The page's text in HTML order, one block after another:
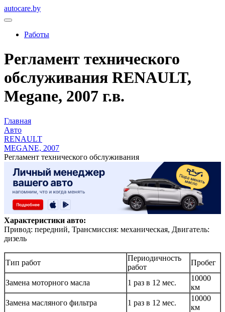
autocare.by
Работы
Регламент технического
обслуживания RENAULT,
Megane, 2007 г.в.
Главная
Авто
RENAULT
MEGANE, 2007
Регламент технического обслуживания
Характеристики авто:
Привод: передний, Трансмиссия: механическая, Двигатель:
дизель
Тип работ
Периодичность
работ
Пробег
Замена моторного масла 1 раз в 12 мес.
10000
км
Замена масляного фильтра
1 раз в 12 мес.
10000
км